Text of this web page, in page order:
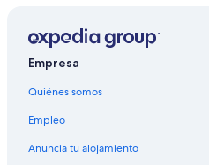
Empresa
Quiénes somos
Empleo
Anuncia tu alojamiento